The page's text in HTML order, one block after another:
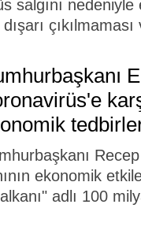
salgını
ekonomik
adlı 100